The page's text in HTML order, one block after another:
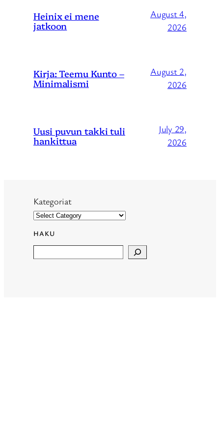
Heinix ei mene
jatkoon
August 4,
2026
Kirja: Teemu Kunto –
Minimalismi
August 2,
2026
Uusi puvun takki tuli
hankittua
July 29,
2026
Kategoriat
HAKU